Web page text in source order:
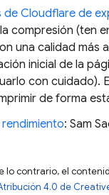
de Cloudflare de
compresión (ten
una calidad más
inicial de la
con cuidado).
de forma
: Sam
lo contrario, el
4.0 de